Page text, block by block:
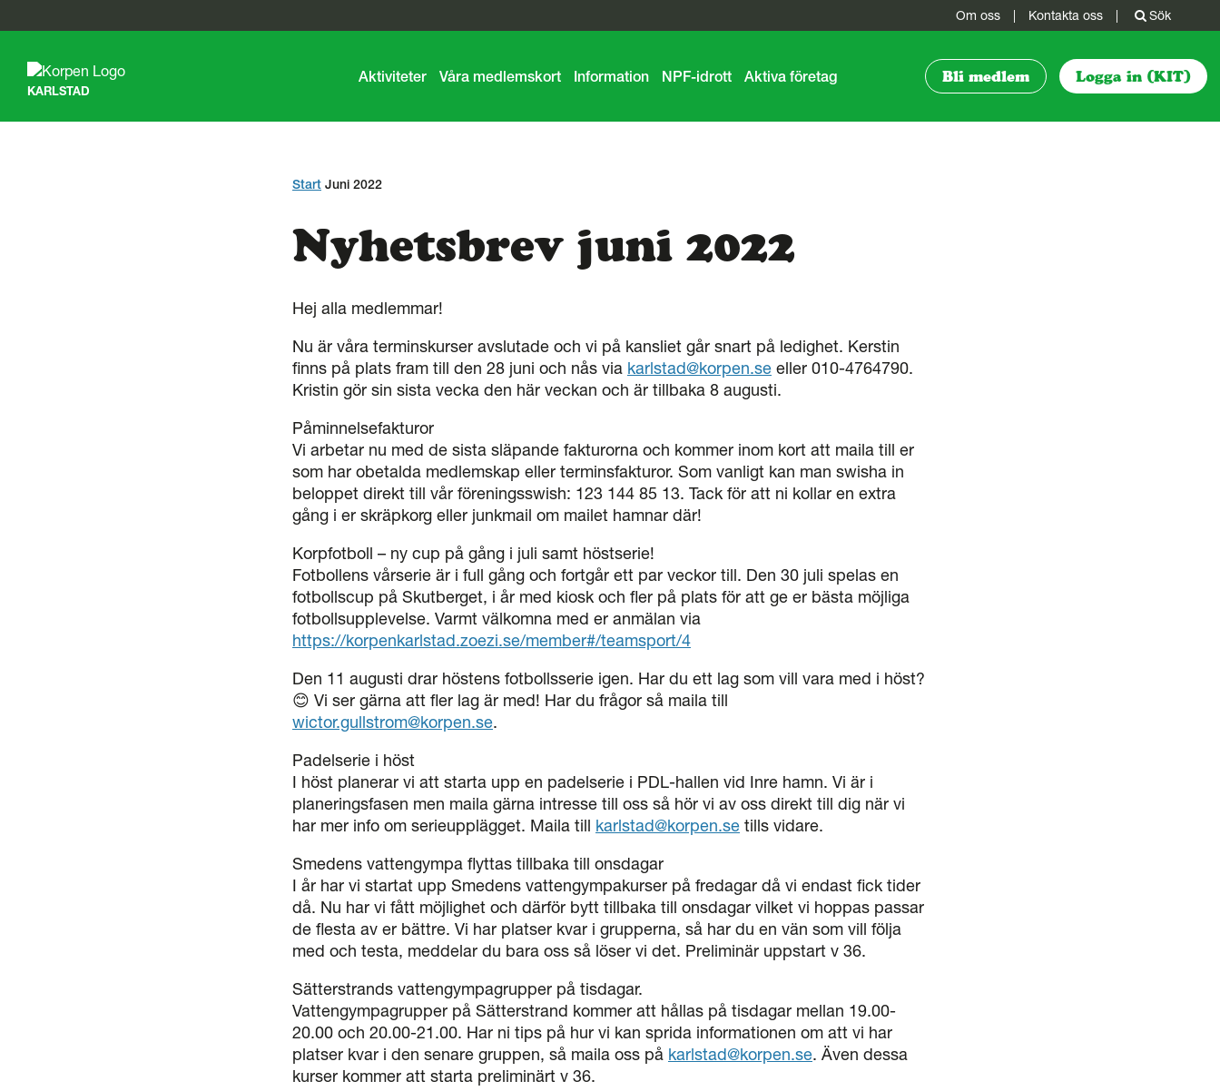
Om oss | Kontakta oss | Sök
KARLSTAD
Aktiviteter Våra medlemskort Information NPF-idrott Aktiva företag Bli medlem Logga in (KIT)
Start Juni 2022
Nyhetsbrev juni 2022
Hej alla medlemmar!
Nu är våra terminskurser avslutade och vi på kansliet går snart på ledighet. Kerstin
finns på plats fram till den 28 juni och nås via karlstad@korpen.se eller 010-4764790.
Kristin gör sin sista vecka den här veckan och är tillbaka 8 augusti.
Påminnelsefakturor
Vi arbetar nu med de sista släpande fakturorna och kommer inom kort att maila till er
som har obetalda medlemskap eller terminsfakturor. Som vanligt kan man swisha in
beloppet direkt till vår föreningsswish: 123 144 85 13. Tack för att ni kollar en extra
gång i er skräpkorg eller junkmail om mailet hamnar där!
Korpfotboll – ny cup på gång i juli samt höstserie!
Fotbollens vårserie är i full gång och fortgår ett par veckor till. Den 30 juli spelas en
fotbollscup på Skutberget, i år med kiosk och fler på plats för att ge er bästa möjliga
fotbollsupplevelse. Varmt välkomna med er anmälan via
https://korpenkarlstad.zoezi.se/member#/teamsport/4
Den 11 augusti drar höstens fotbollsserie igen. Har du ett lag som vill vara med i höst?
😊 Vi ser gärna att fler lag är med! Har du frågor så maila till
wictor.gullstrom@korpen.se.
Padelserie i höst
I höst planerar vi att starta upp en padelserie i PDL-hallen vid Inre hamn. Vi är i
planeringsfasen men maila gärna intresse till oss så hör vi av oss direkt till dig när vi
har mer info om serieupplägget. Maila till karlstad@korpen.se tills vidare.
Smedens vattengympa flyttas tillbaka till onsdagar
I år har vi startat upp Smedens vattengympakurser på fredagar då vi endast fick tider
då. Nu har vi fått möjlighet och därför bytt tillbaka till onsdagar vilket vi hoppas passar
de flesta av er bättre. Vi har platser kvar i grupperna, så har du en vän som vill följa
med och testa, meddelar du bara oss så löser vi det. Preliminär uppstart v 36.
Sätterstrands vattengympagrupper på tisdagar.
Vattengympagrupper på Sätterstrand kommer att hållas på tisdagar mellan 19.00-
20.00 och 20.00-21.00. Har ni tips på hur vi kan sprida informationen om att vi har
platser kvar i den senare gruppen, så maila oss på karlstad@korpen.se. Även dessa
kurser kommer att starta preliminärt v 36.